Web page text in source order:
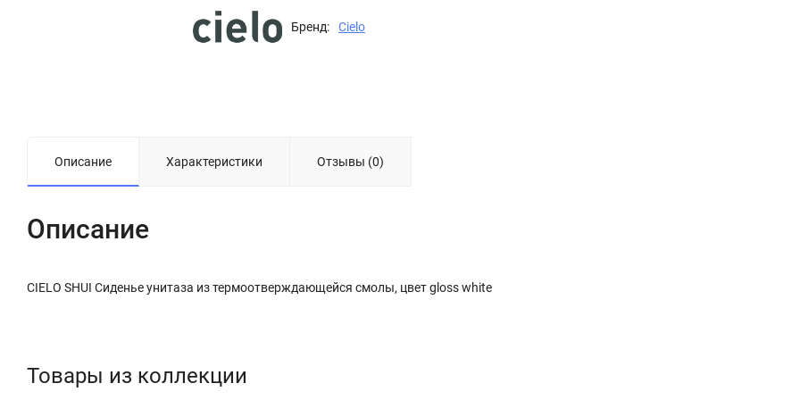
Бренд: Cielo
Описание Характеристики Отзывы (0)
Описание
CIELO SHUI Сиденье унитаза из термоотверждающейся смолы, цвет gloss white
Товары из коллекции